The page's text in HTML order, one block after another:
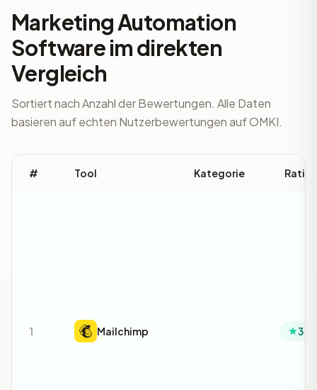
Marketing Automation
Software im direkten
Vergleich
Sortiert nach Anzahl der Bewertungen. Alle Daten
basieren auf echten Nutzerbewertungen auf OMKI.
# Tool Kategorie Rating
1 Mailchimp 3.4